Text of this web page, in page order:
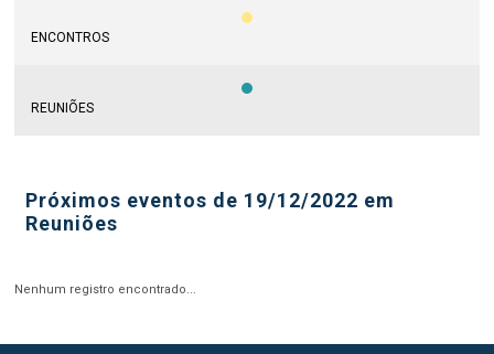
ENCONTROS
REUNIÕES
Próximos eventos de 19/12/2022 em
Reuniões
Nenhum registro encontrado...